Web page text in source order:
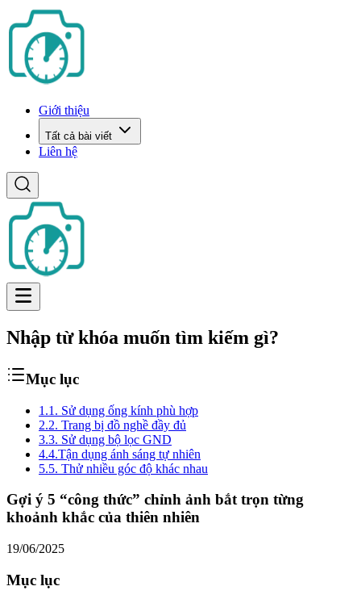
Giới thiệu
Tất cả bài viết
Liên hệ
Nhập từ khóa muốn tìm kiếm gì?
Mục lục
1.1. Sử dụng ống kính phù hợp
2.2. Trang bị đồ nghề đầy đủ
3.3. Sử dụng bộ lọc GND
4.4.Tận dụng ánh sáng tự nhiên
5.5. Thử nhiều góc độ khác nhau
Gợi ý 5 “công thức” chỉnh ảnh bắt trọn từng
khoảnh khắc của thiên nhiên
19/06/2025
Mục lục